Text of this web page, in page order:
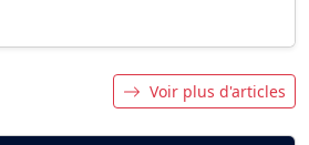
Voir plus d'articles